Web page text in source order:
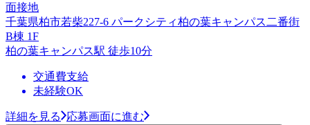
面接地
千葉県柏市若柴227-6 パークシティ柏の葉キャンパス二番街
B棟 1F
柏の葉キャンパス駅 徒歩10分
交通費支給
未経験OK
詳細を見る 応募画面に進む